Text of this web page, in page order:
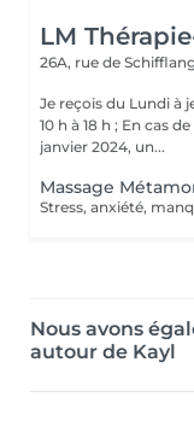
LM
26A, rue de
Je reçois du Lundi à jeudi de 10
10 h à 18 h ; En cas
janvier 2024, un...
Massage
Nous avons
autour de Kayl